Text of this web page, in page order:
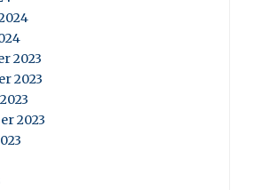
2023
2023
2023